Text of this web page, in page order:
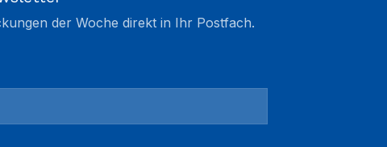
der Woche direkt in Ihr Postfach.